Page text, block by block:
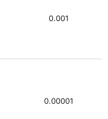
0.001
0.00001